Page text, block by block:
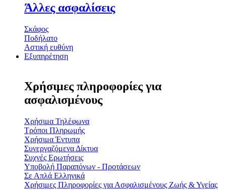
Άλλες ασφαλίσεις
Σκάφος
Ποδήλατο
Αστική ευθύνη
Εξυπηρέτηση
Χρήσιμες πληροφορίες για
ασφαλισμένους
Χρήσιμα Τηλέφωνα
Τρόποι Πληρωμής
Χρήσιμα Έντυπα
Συνεργαζόμενα Δίκτυα
Συχνές Ερωτήσεις
Υποβολή Παραπόνων - Προτάσεων
Σε Απλά Ελληνικά
Χρήσιμες Πληροφορίες για Ασφαλισμένους Ζωής & Υγείας